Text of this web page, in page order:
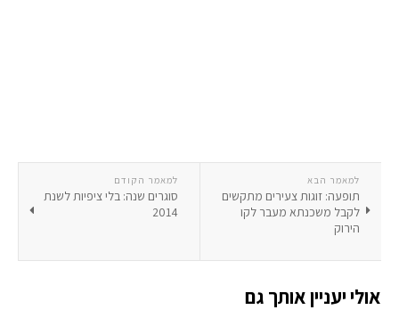
למאמר הקודם
סוגרים שנה: בלי ציפיות לשנת
2014
למאמר הבא
תופעה: זוגות צעירים מתקשים
לקבל משכנתא מעבר לקו
הירוק
אולי יעניין אותך גם